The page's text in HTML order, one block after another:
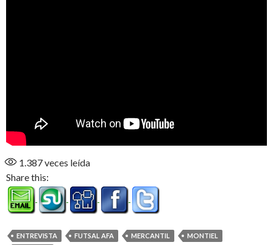
1.387veces leída
Share this:
ENTREVISTA FUTSAL AFA MERCANTIL
MONTIEL